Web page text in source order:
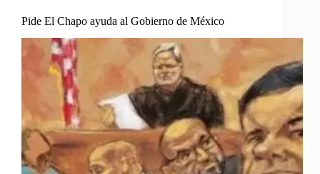
Pide El Chapo ayuda al Gobierno de México